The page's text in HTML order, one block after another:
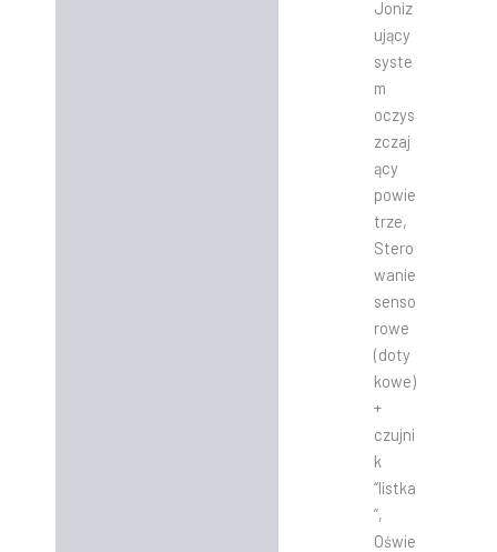
Joniz
ujący
syste
m
oczys
zczaj
ący
powie
trze,
Stero
wanie
senso
rowe
(doty
kowe)
+
czujni
k
“listka
”,
Oświe